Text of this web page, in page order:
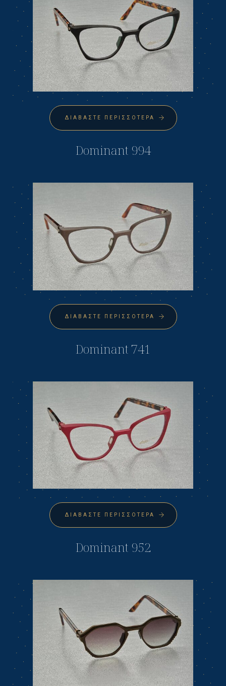
ΔΙΑΒΆΣΤΕ ΠΕΡΙΣΣΌΤΕΡΑ
Dominant 994
ΔΙΑΒΆΣΤΕ ΠΕΡΙΣΣΌΤΕΡΑ
Dominant 741
ΔΙΑΒΆΣΤΕ ΠΕΡΙΣΣΌΤΕΡΑ
Dominant 952